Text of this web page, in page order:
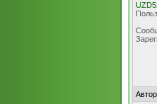
Автор